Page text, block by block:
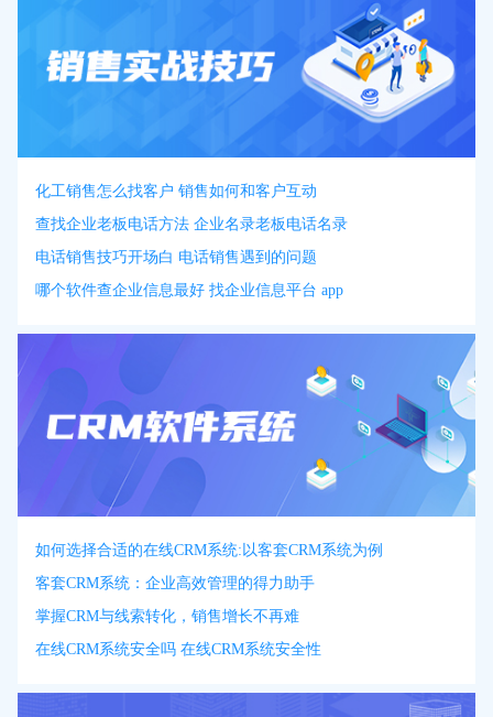
化工销售怎么找客户 销售如何和客户互动
查找企业老板电话方法 企业名录老板电话名录
电话销售技巧开场白 电话销售遇到的问题
哪个软件查企业信息最好 找企业信息平台 app
如何选择合适的在线CRM系统:以客套CRM系统为例
客套CRM系统：企业高效管理的得力助手
掌握CRM与线索转化，销售增长不再难
在线CRM系统安全吗 在线CRM系统安全性